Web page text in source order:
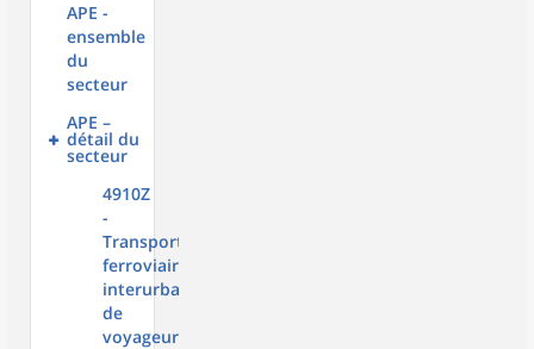
APE -
ensemble
du
secteur
APE –
détail du
secteur
4910Z
-
Transport
ferroviaire
interurbain
de
voyageurs